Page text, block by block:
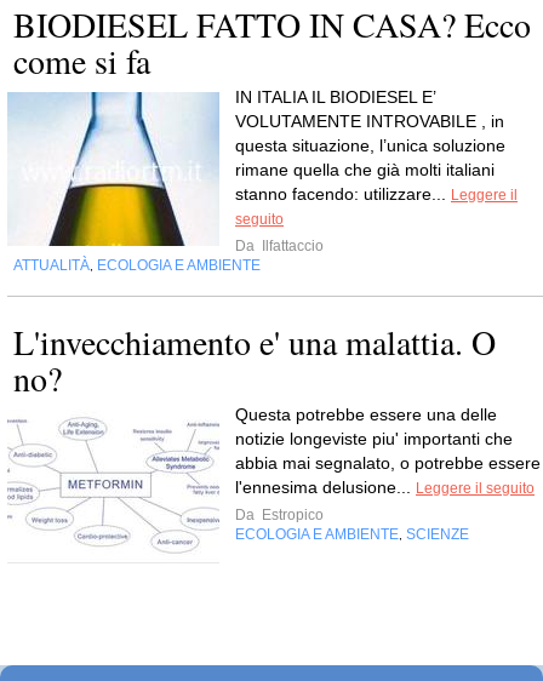
BIODIESEL FATTO IN CASA? Ecco
come si fa
IN ITALIA IL BIODIESEL E’
VOLUTAMENTE INTROVABILE , in
questa situazione, l’unica soluzione
rimane quella che già molti italiani
stanno facendo: utilizzare...
Leggere il
seguito
Da
Ilfattaccio
ATTUALITÀ ECOLOGIA E AMBIENTE
L'invecchiamento e' una malattia. O
no?
Questa potrebbe essere una delle
notizie longeviste piu' importanti che
abbia mai segnalato, o potrebbe essere
l'ennesima delusione...
Leggere il seguito
Da Estropico
ECOLOGIA E AMBIENTE SCIENZE